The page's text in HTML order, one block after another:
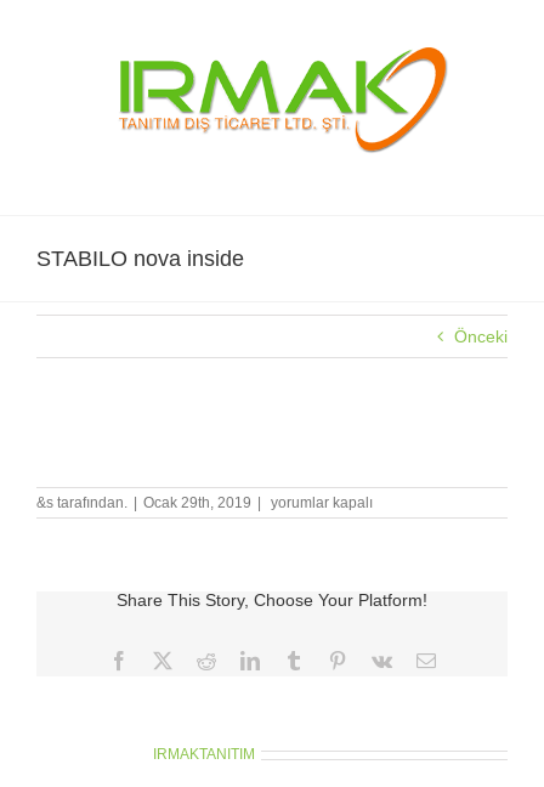
STABILO nova inside
Önceki
&s tarafından. Ocak 29th, 2019
STABILO
nova
yorumlar kapalı
Share This Story, Choose Your Platform!
Facebook RedditLinkedInTumblr Pinterest
Vk
E-
IRMAKTANITIM